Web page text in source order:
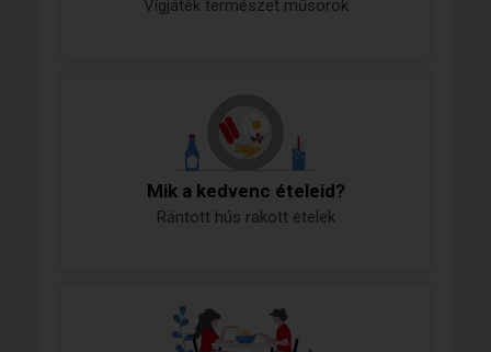
Vígjáték természet műsorok
Mik a kedvenc ételeid?
Rántott hús rakott ételek